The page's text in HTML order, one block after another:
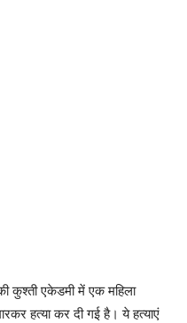
कुश्ती एकेडमी में एक महिला
हत्या कर दी गई है। ये हत्याएं